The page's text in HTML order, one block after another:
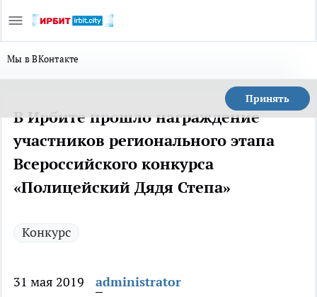
Мы в ВКонтакте
Принять
В Ирбите прошло награждение
участников регионального этапа
Всероссийского конкурса
«Полицейский Дядя Степа»
Конкурс
31 мая 2019 administrator